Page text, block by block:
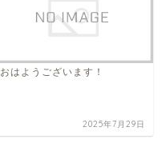
おはようございます！
2025年7月29日